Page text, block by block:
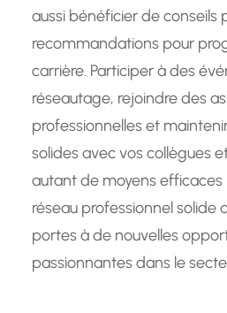
aussi bénéficier de conseils
recommandations pour
carrière. Participer à des
réseautage, rejoindre des
professionnelles et
solides avec vos collègues
autant de moyens
réseau professionnel solide
portes à de nouvelles
passionnantes dans le